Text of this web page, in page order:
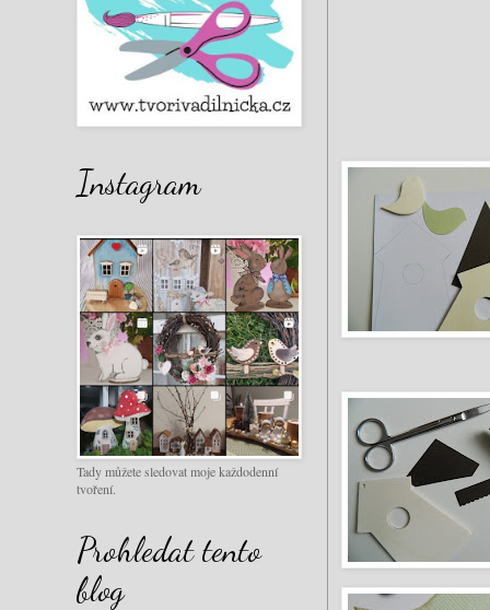
Instagram
Tady můžete sledovat moje každodenní
tvoření.
Prohledat tento
blog